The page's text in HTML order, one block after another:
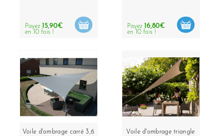
Payez 15,90€
en 10 fois !
Payez 16,80€
en 10 fois !
Voile d'ombrage carré 3,6
Voile d'ombrage triangle